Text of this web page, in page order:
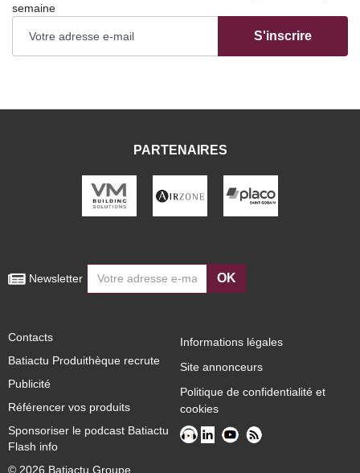
semaine
S'inscrire
PARTENAIRES
Newsletter OK
Contacts
Batiactu Produithèque recrute
Publicité
Référencer vos produits
Sponsoriser le podcast Batiactu
Flash info
© 2026 Batiactu Groupe
Informations légales
Site annonceurs
Politique de confidentialité et
cookies